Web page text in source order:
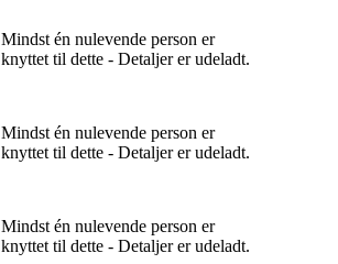
Mindst én nulevende person er
knyttet til dette - Detaljer er udeladt.
Mindst én nulevende person er
knyttet til dette - Detaljer er udeladt.
Mindst én nulevende person er
knyttet til dette - Detaljer er udeladt.